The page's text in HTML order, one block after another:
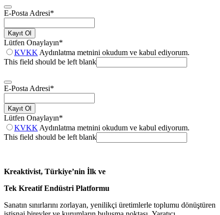
E-Posta Adresi*
Kayıt Ol
Lütfen Onaylayın*
KVKK Aydınlatma metnini okudum ve kabul ediyorum.
This field should be left blank
E-Posta Adresi*
Kayıt Ol
Lütfen Onaylayın*
KVKK Aydınlatma metnini okudum ve kabul ediyorum.
This field should be left blank
Kreaktivist, Türkiye’nin İlk ve
Tek Kreatif Endüstri Platformu
Sanatın sınırlarını zorlayan, yenilikçi üretimlerle toplumu dönüştüren